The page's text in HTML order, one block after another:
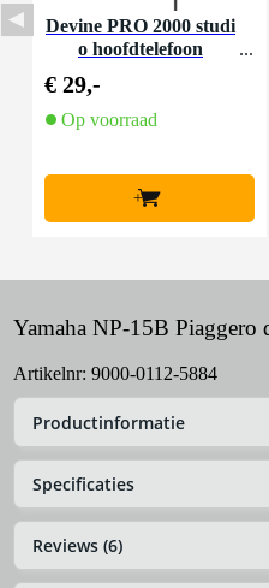
Devine PRO 2000 studi
o hoofdtelefoon
€ 29,-
Op voorraad
+
Yamaha NP-15B Piaggero
Artikelnr: 9000-0112-5884
Productinformatie
Specificaties
Reviews (6)